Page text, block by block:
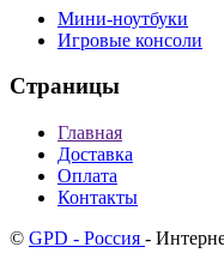
Мини-ноутбуки
Игровые консоли
Страницы
Главная
Доставка
Оплата
Контакты
© GPD - Россия -